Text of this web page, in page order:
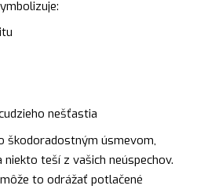
nešťastia
škodoradostným úsmevom,
teší z vašich neúspechov.
to odrážať potlačené